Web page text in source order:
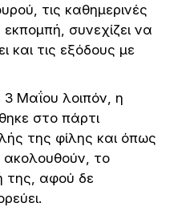
τις καθημερινές
συνεχίζει να
και τις εξόδους με
Μαΐου λοιπόν, η
στο πάρτι
της φίλης και όπως
ακολουθούν, το
της, αφού δε